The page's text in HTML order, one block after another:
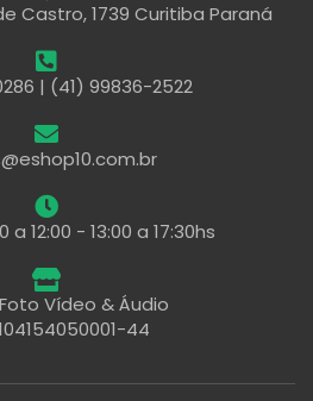
Castro, 1739 Curitiba Paraná
| (41) 99836-2522
a 12:00 - 13:00 a 17:30hs
Vídeo & Áudio
44